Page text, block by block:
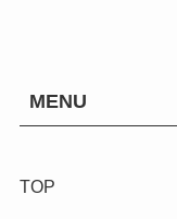
MENU
TOP